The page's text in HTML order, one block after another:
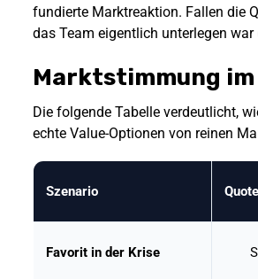
fundierte Marktreaktion. Fallen die
das Team eigentlich unterlegen
Marktstimmung
Die folgende Tabelle verdeutlicht,
echte Value-Optionen von reinen
Szenario
Favorit in der Krise